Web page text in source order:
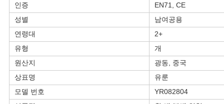
맵
PRIVACY
POLICY
인증
EN71, CE
성별
남여공용
연령대
2+
유형
개
원산지
광동, 중국
상표명
유룬
모델 번호
YR082804